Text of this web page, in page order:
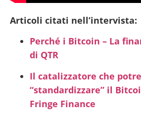
Articoli citati nell’intervista:
Perché i Bitcoin – La
di QTR
Il catalizzatore che
“standardizzare” il
Fringe Finance